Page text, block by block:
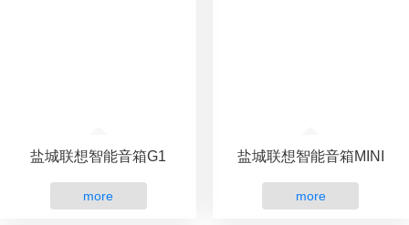
盐城联想智能音箱G1
more
盐城联想智能音箱MINI
more